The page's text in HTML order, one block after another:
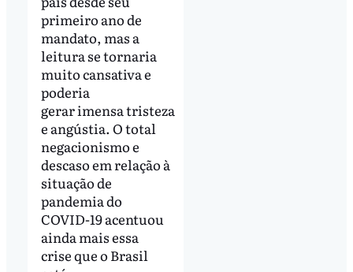
primeiro ano de
mandato, mas a
leitura se tornaria
muito cansativa e
poderia
gerar imensa tristeza
e angústia. O total
negacionismo e
descaso em relação à
situação de
pandemia do
COVID-19 acentuou
ainda mais essa
crise que o Brasil